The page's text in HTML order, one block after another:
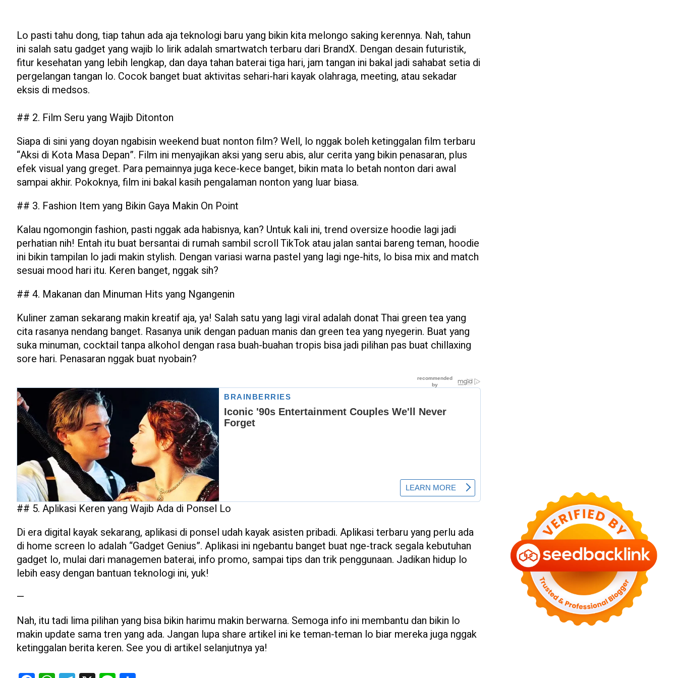
Lo pasti tahu dong, tiap tahun ada aja teknologi baru yang bikin kita melongo saking kerennya. Nah, tahun
ini salah satu gadget yang wajib lo lirik adalah smartwatch terbaru dari BrandX. Dengan desain futuristik,
fitur kesehatan yang lebih lengkap, dan daya tahan baterai tiga hari, jam tangan ini bakal jadi sahabat setia di
pergelangan tangan lo. Cocok banget buat aktivitas sehari-hari kayak olahraga, meeting, atau sekadar
eksis di medsos.
## 2. Film Seru yang Wajib Ditonton
Siapa di sini yang doyan ngabisin weekend buat nonton film? Well, lo nggak boleh ketinggalan film terbaru
“Aksi di Kota Masa Depan”. Film ini menyajikan aksi yang seru abis, alur cerita yang bikin penasaran, plus
efek visual yang greget. Para pemainnya juga kece-kece banget, bikin mata lo betah nonton dari awal
sampai akhir. Pokoknya, film ini bakal kasih pengalaman nonton yang luar biasa.
## 3. Fashion Item yang Bikin Gaya Makin On Point
Kalau ngomongin fashion, pasti nggak ada habisnya, kan? Untuk kali ini, trend oversize hoodie lagi jadi
perhatian nih! Entah itu buat bersantai di rumah sambil scroll TikTok atau jalan santai bareng teman, hoodie
ini bikin tampilan lo jadi makin stylish. Dengan variasi warna pastel yang lagi nge-hits, lo bisa mix and match
sesuai mood hari itu. Keren banget, nggak sih?
## 4. Makanan dan Minuman Hits yang Ngangenin
Kuliner zaman sekarang makin kreatif aja, ya! Salah satu yang lagi viral adalah donat Thai green tea yang
cita rasanya nendang banget. Rasanya unik dengan paduan manis dan green tea yang nyegerin. Buat yang
suka minuman, cocktail tanpa alkohol dengan rasa buah-buahan tropis bisa jadi pilihan pas buat chillaxing
sore hari. Penasaran nggak buat nyobain?
## 5. Aplikasi Keren yang Wajib Ada di Ponsel Lo
Di era digital kayak sekarang, aplikasi di ponsel udah kayak asisten pribadi. Aplikasi terbaru yang perlu ada
di home screen lo adalah “Gadget Genius”. Aplikasi ini ngebantu banget buat nge-track segala kebutuhan
gadget lo, mulai dari managemen baterai, info promo, sampai tips dan trik penggunaan. Jadikan hidup lo
lebih easy dengan bantuan teknologi ini, yuk!
—
Nah, itu tadi lima pilihan yang bisa bikin harimu makin berwarna. Semoga info ini membantu dan bikin lo
makin update sama tren yang ada. Jangan lupa share artikel ini ke teman-teman lo biar mereka juga nggak
ketinggalan berita keren. See you di artikel selanjutnya ya!